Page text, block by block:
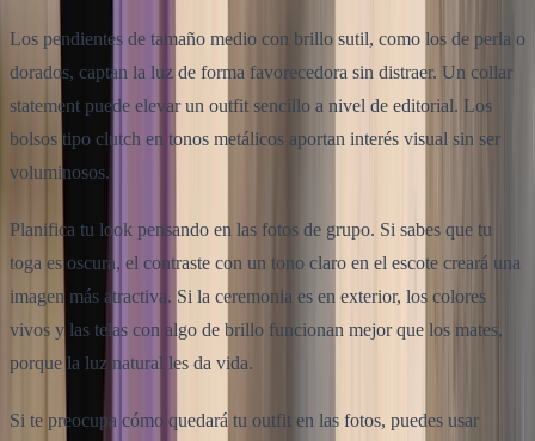
Los pendientes de tamaño medio con brillo sutil, como los de perla o
dorados, captan la luz de forma favorecedora sin distraer. Un collar
statement puede elevar un outfit sencillo a nivel de editorial. Los
bolsos tipo clutch en tonos metálicos aportan interés visual sin ser
voluminosos.
Planifica tu look pensando en las fotos de grupo. Si sabes que tu
toga es oscura, el contraste con un tono claro en el escote creará una
imagen más atractiva. Si la ceremonia es en exterior, los colores
vivos y las telas con algo de brillo funcionan mejor que los mates,
porque la luz natural les da vida.
Si te preocupa cómo quedará tu outfit en las fotos, puedes usar